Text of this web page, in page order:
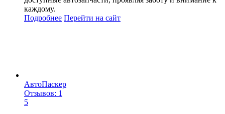
каждому.
Подробнее Перейти на сайт
АвтоПаскер
Отзывов: 1
5